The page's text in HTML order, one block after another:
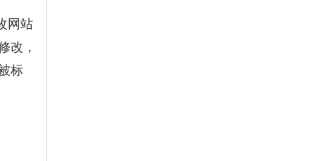
网站
改，
标